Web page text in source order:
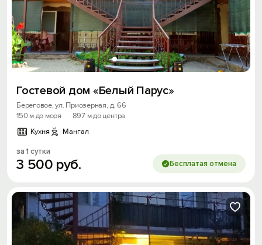
Гостевой дом «Белый Парус»
Береговое, ул. Приозерная, д. 66
150 м до моря
· 897 м до центра
Кухня
Мангал
за 1 сутки
3 500 руб. Бесплатая отмена